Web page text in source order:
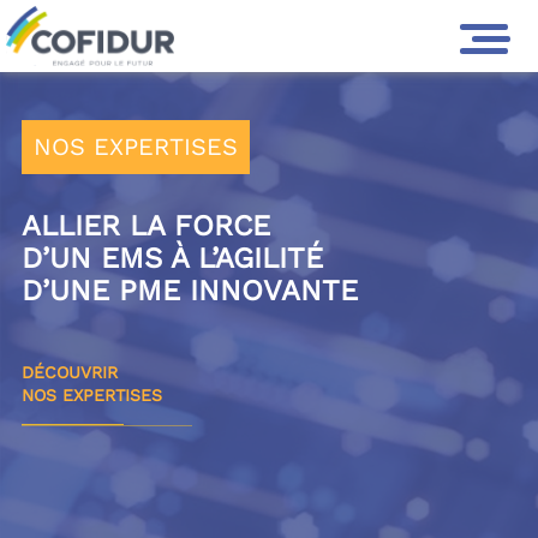
NOS EXPERTISES
ALLIER LA FORCE
D’UN EMS À L’AGILITÉ
D’UNE PME INNOVANTE
DÉCOUVRIR
NOS EXPERTISES